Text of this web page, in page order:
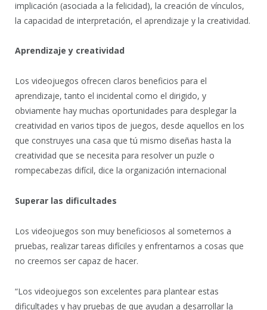
implicación (asociada a la felicidad), la creación de vínculos,
la capacidad de interpretación, el aprendizaje y la creatividad.
Aprendizaje y creatividad
Los videojuegos ofrecen claros beneficios para el
aprendizaje, tanto el incidental como el dirigido, y
obviamente hay muchas oportunidades para desplegar la
creatividad en varios tipos de juegos, desde aquellos en los
que construyes una casa que tú mismo diseñas hasta la
creatividad que se necesita para resolver un puzle o
rompecabezas difícil, dice la organización internacional
Superar las dificultades
Los videojuegos son muy beneficiosos al someternos a
pruebas, realizar tareas difíciles y enfrentarnos a cosas que
no creemos ser capaz de hacer.
“Los videojuegos son excelentes para plantear estas
dificultades y hay pruebas de que ayudan a desarrollar la